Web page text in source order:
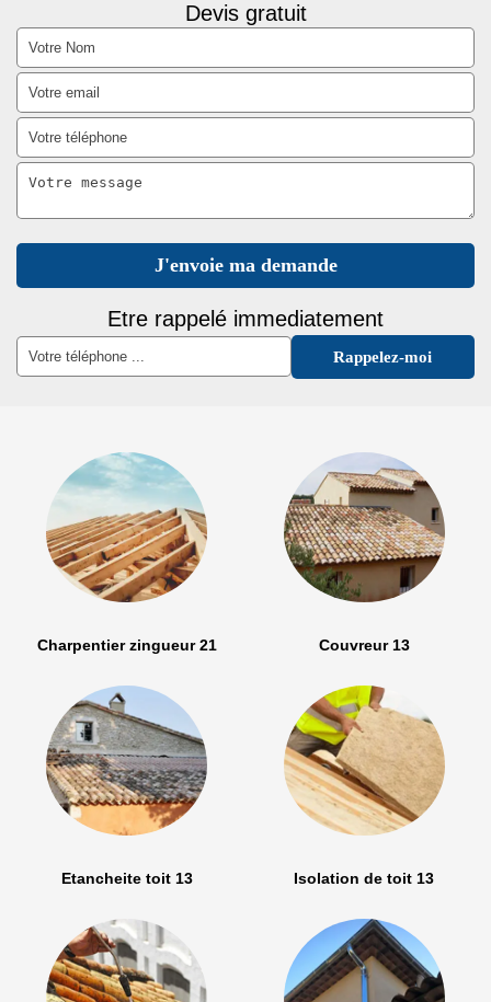
Devis gratuit
Etre rappelé immediatement
Charpentier zingueur 21 Couvreur 13
Etancheite toit 13 Isolation de toit 13